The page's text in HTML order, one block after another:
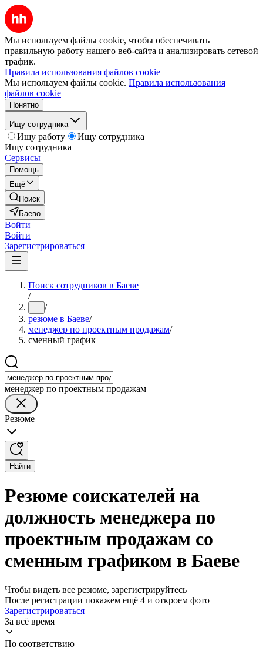
Мы используем файлы cookie, чтобы обеспечивать
правильную работу нашего веб-сайта и анализировать сетевой
трафик.
Правила использования файлов cookie
Мы используем файлы cookie. Правила использования
файлов cookie
Понятно
Ищу сотрудника
Ищу работу
Ищу сотрудника
Ищу сотрудника
Сервисы
Помощь
Ещё
Поиск
Баево
Войти
Войти
Зарегистрироваться
Поиск сотрудников в Баеве
/
... /
резюме в Баеве/
менеджер по проектным продажам/
сменный график
менеджер по проектным продажам
Резюме
Найти
Резюме соискателей на
должность менеджера по
проектным продажам со
сменным графиком в Баеве
Чтобы видеть все резюме, зарегистрируйтесь
После регистрации покажем ещё 4 и откроем фото
Зарегистрироваться
За всё время
По соответствию